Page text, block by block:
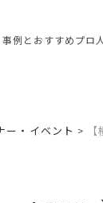
事例とおすすめプロ
ー・イベント >